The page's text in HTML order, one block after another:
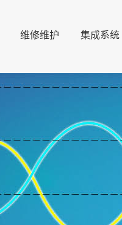
维修维护 集成系统